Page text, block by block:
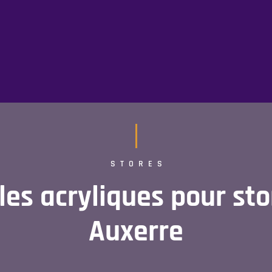
STORES
acryliques pour
Auxerre